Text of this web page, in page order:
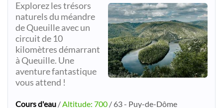
Explorez les trésors
naturels du méandre
de Queuille avec un
circuit de 10
kilomètres démarrant
à Queuille. Une
aventure fantastique
vous attend !
Cours d'eau /Altitude: 700 / 63 - Puy-de-Dôme